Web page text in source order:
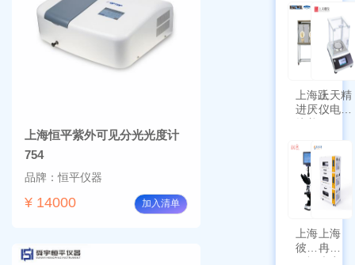
上海恒平紫外可见分光光度计
754
品牌：恒平仪器
¥ 14000 加入清单
符合
新国
标带
功能
泵
SPL-
10
上海跃
进厌氧
培养箱
III-T
上天精
仪电子
带审计
追踪功
能
上海
彼爱
姆视
上海
冉绘
大容